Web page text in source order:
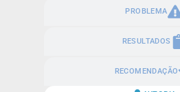
PROBLEMA
RESULTADOS
RECOMENDAÇÃO